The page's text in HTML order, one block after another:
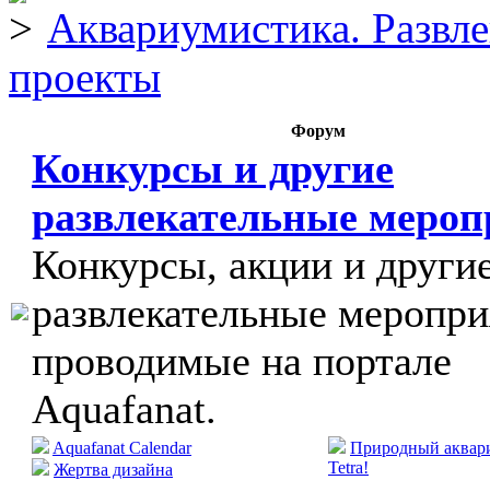
Аквариумистика.
проекты
Форум
Конкурсы и другие
развлекательные
Конкурсы, акции и
развлекательные
проводимые на портале
Aquafanat.
Aquafanat Calendar
Жертва дизайна
Природный
Tetra!